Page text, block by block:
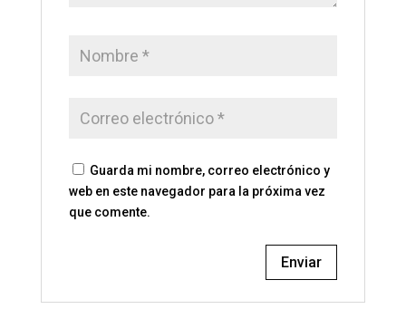
Guarda mi nombre, correo electrónico y
web en este navegador para la próxima vez
que comente.